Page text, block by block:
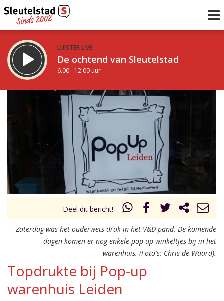
LUISTER LIVE:
De ochtend van Sleutelstad
6.00 - 12.00 uur
De middag van Sleutelstad
12.00 - 19.00 uur
Inklappen
Deel dit bericht!
Zaterdag was het ouderwets druk in het V&D pand. De komende
dagen komen er nog enkele pop-up winkeltjes bij in het
warenhuis. (Foto's: Chris de Waard).
Topdrukte bij Pop-up
warenhuis Leiden